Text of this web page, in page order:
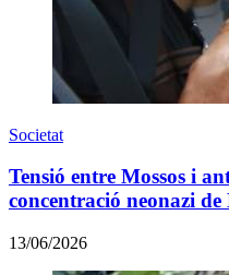
Societat
Tensió entre Mossos i
concentració neonazi
13/06/2026